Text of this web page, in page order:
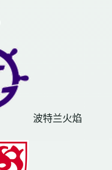
波特兰火焰